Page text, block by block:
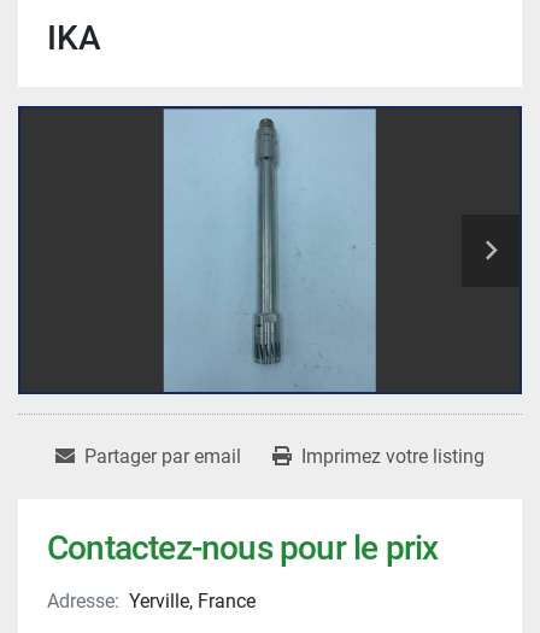
IKA
Partager par email Imprimez votre listing
Contactez-nous pour le prix
Adresse: Yerville, France